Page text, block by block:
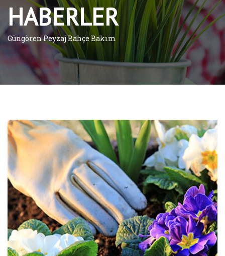
HABERLER
Güngören Peyzaj Bahçe Bakım